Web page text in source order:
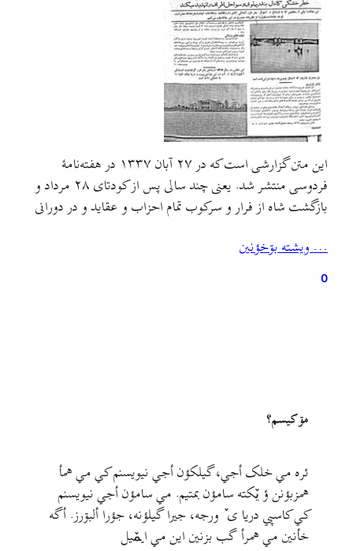
این متن گزارشی است که در ۲۷ آبان ۱۳۳۷ در هفته‌نامهٔ
فردوسی منتشر شد. یعنی چند سالی پس از کودتای ۲۸ مرداد و
بازگشت شاه از فرار و سرکوب تمام احزاب و عقايد و در دورانی
مشورتی کشوری و لشکری ایران حضور و نظارت
داشتند.هفته‌نامهٔ…
… ويشته بۊخؤنين
0
مۊ کيسم؟
ئره مي خلک أجي، گيلکؤن أجي نيويسنم کي مي همأ
همزبؤنن ؤ يٚکته سامؤن بمتيم. مي سامؤن أجي نيويسنم
کي کاسپي دريا ی ٚ ورجه، جيرا گيلؤنه، جؤرا ألبۊرز. أگه
خأنين مي همرأ گب بزنين اين مي ايمٚیل‌ ‌